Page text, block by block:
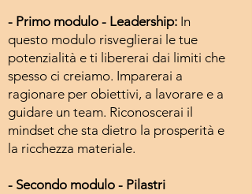
- Primo modulo - Leadership: In
questo modulo risveglierai le tue
potenzialità e ti libererai dai limiti che
spesso ci creiamo. Imparerai a
ragionare per obiettivi, a lavorare e a
guidare un team. Riconoscerai il
mindset che sta dietro la prosperità e
la ricchezza materiale.
- Secondo modulo - Pilastri